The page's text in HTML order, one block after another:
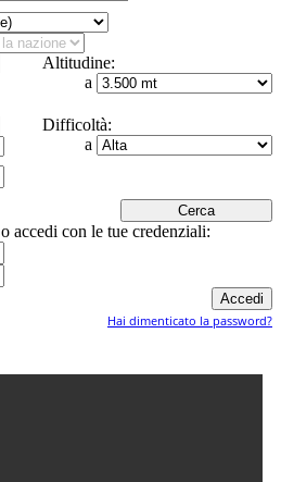
Altitudine:
a
Difficoltà:
a
o accedi con le tue credenziali:
Hai dimenticato la password?